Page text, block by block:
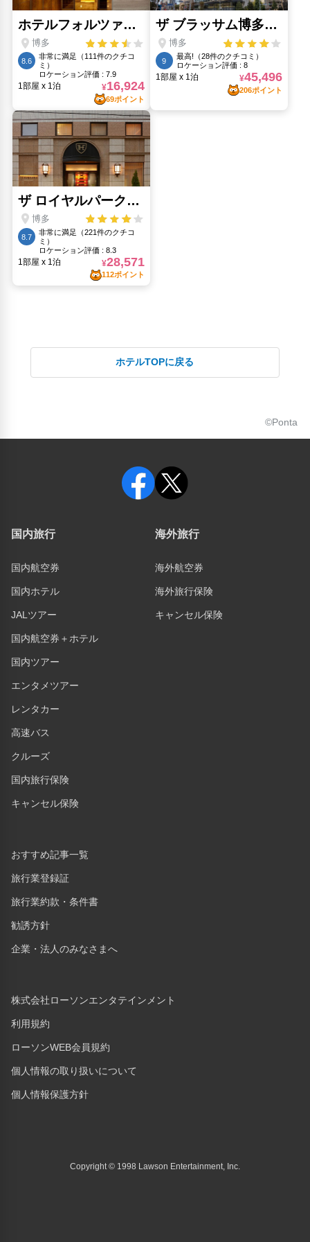
ホテルTOPに戻る
©Ponta
国内旅行
国内航空券
国内ホテル
JALツアー
国内航空券＋ホテル
国内ツアー
エンタメツアー
レンタカー
高速バス
クルーズ
国内旅行保険
キャンセル保険
海外旅行
海外航空券
海外旅行保険
キャンセル保険
おすすめ記事一覧
旅行業登録証
旅行業約款・条件書
勧誘方針
企業・法人のみなさまへ
株式会社ローソンエンタテインメント
利用規約
ローソンWEB会員規約
個人情報の取り扱いについて
個人情報保護方針
Copyright © 1998 Lawson Entertainment, Inc.